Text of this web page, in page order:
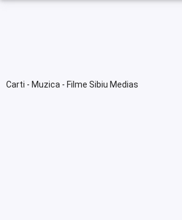
Carti - Muzica - Filme Sibiu Medias